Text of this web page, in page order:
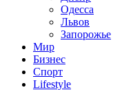
Одесса
Львов
Запорожье
Мир
Бизнес
Спорт
Lifestyle